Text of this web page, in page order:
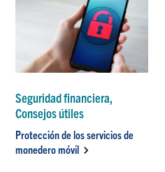
Seguridad financiera,
Consejos útiles
Protección de los servicios de
monedero móvil